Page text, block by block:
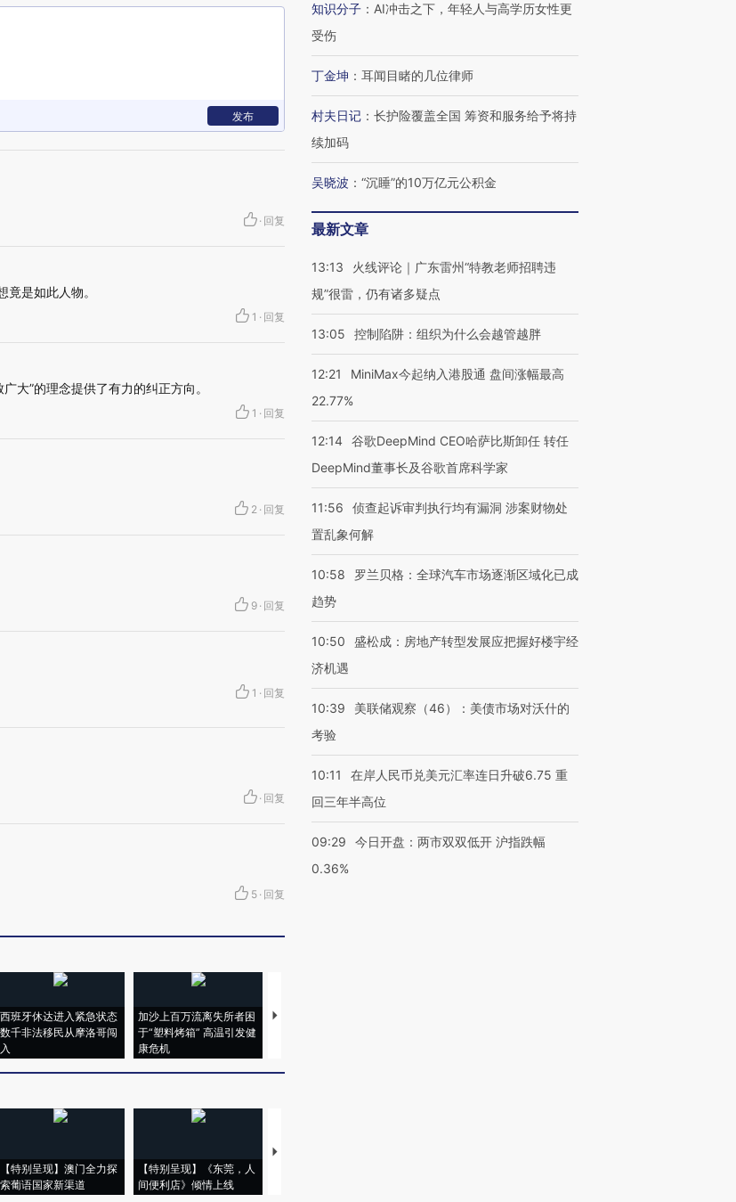
发布
· 回复
竟是如此人物。
1 · 回复
大”的理念提供了有力的纠正方向。
1 · 回复
2 · 回复
9 · 回复
1 · 回复
· 回复
5 · 回复
西班牙休达进入紧急状态
数千非法移民从摩洛哥闯
入
加沙上百万流离失所者困
于“塑料烤箱” 高温引发健
康危机
马航飞行员跨国走私7万
【特别呈现】澳门全力探
索葡语国家新渠道
【特别呈现】《东莞，人
间便利店》倾情上线
【推广】走进第四届链博
知识分子 ： AI冲击之下，年轻人与高学历女性更
受伤
丁金坤 ： 耳闻目睹的几位律师
村夫日记 ： 长护险覆盖全国 筹资和服务给予将持
续加码
吴晓波 ： “沉睡”的10万亿元公积金
最新文章
13:13
火线评论｜广东雷州“特教老师招聘违
规”很雷，仍有诸多疑点
13:05 控制陷阱：组织为什么会越管越胖
12:21
MiniMax今起纳入港股通 盘间涨幅最高
22.77%
12:14 谷歌DeepMind CEO哈萨比斯卸任 转任
DeepMind董事长及谷歌首席科学家
11:56
侦查起诉审判执行均有漏洞 涉案财物处
置乱象何解
10:58
罗兰贝格：全球汽车市场逐渐区域化已成
趋势
10:50
盛松成：房地产转型发展应把握好楼宇经
济机遇
10:39
美联储观察（46）：美债市场对沃什的
考验
10:11
在岸人民币兑美元汇率连日升破6.75 重
回三年半高位
09:29
今日开盘：两市双双低开 沪指跌幅
0.36%